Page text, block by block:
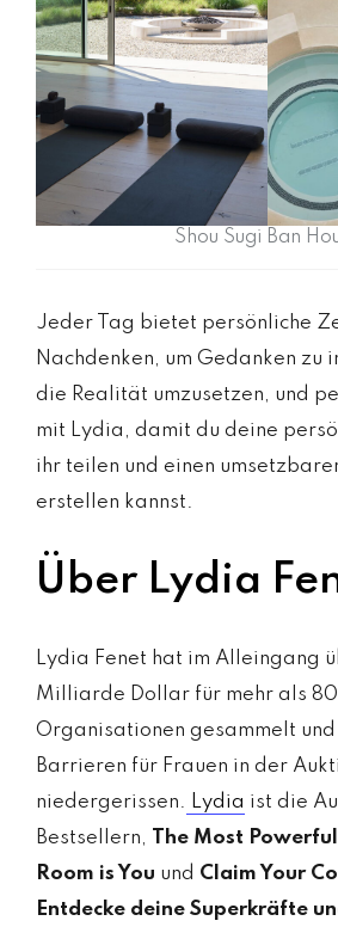
Shou Sugi Ban
Jeder Tag bietet persönliche
Nachdenken, um Gedanken zu
die Realität umzusetzen, und
mit Lydia, damit du deine
ihr teilen und einen
erstellen kannst.
Über Lydia
Lydia Fenet hat im Alleingang
Milliarde Dollar für mehr als
Organisationen gesammelt
Barrieren für Frauen in der
niedergerissen. Lydia ist die
Bestsellern,
The Most
Room is You und Claim Your
Entdecke deine Superkräfte